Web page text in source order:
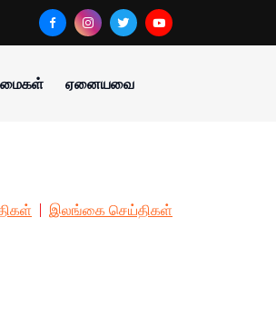
ஏனையவை
இலங்கை செய்திகள்